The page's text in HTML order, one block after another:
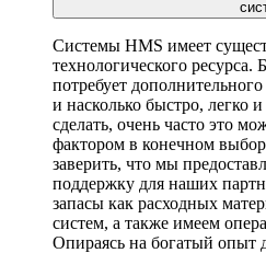
Системы HMS имеет
технологического ресурса.
потребует
и насколько быстро, легко
сделать, очень часто это
фактором в конечном
заверить, что мы
поддержку для наших
запасы как расходных
систем, а также имеем
Опираясь на богатый опыт